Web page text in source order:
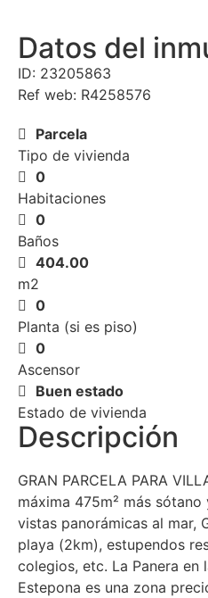
Datos del
ID: 23205863
Ref web: R4258576
Parcela
Tipo de vivienda
0
Habitaciones
0
Baños
404.00
m2
0
Planta (si es piso)
0
Ascensor
Buen estado
Estado de vivienda
Descripción
GRAN PARCELA PARA
máxima 475m² más
vistas panorámicas al mar,
playa (2km), estupendos
colegios, etc. La Panera en
Estepona es una zona